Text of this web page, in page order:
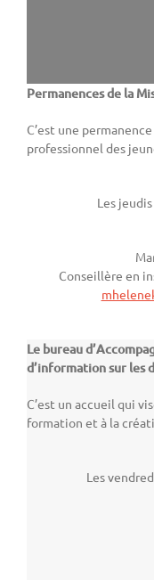
Permanences de la
C’est une
professionnel des
Les
Conseillère en
Le bureau
d’information sur les
C’est un accueil qui
formation et à la
Les